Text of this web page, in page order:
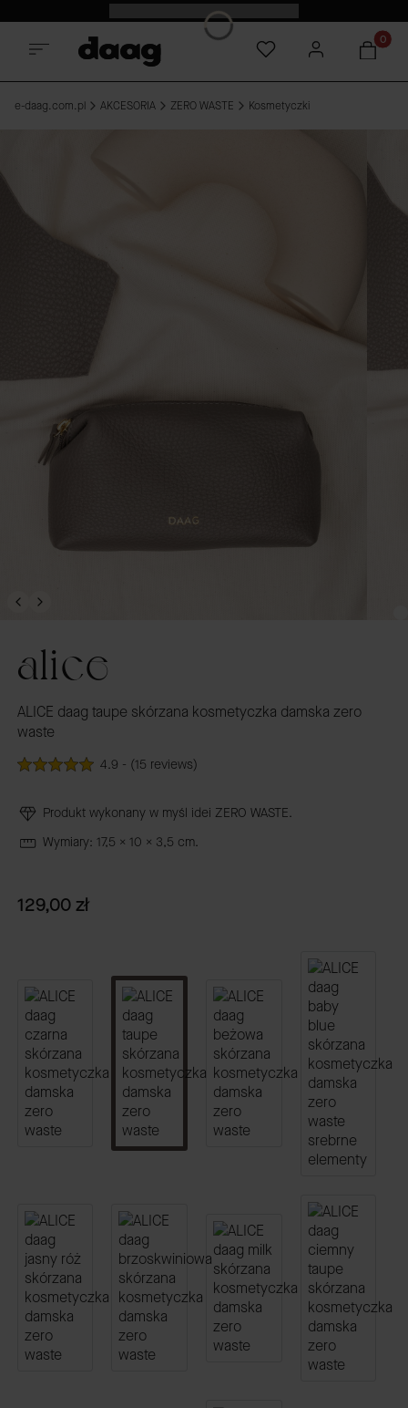
Premiera nowości|18:00|Sprawdź
e-daag.com.pl AKCESORIA ZERO WASTE Kosmetyczki
alice
ALICE daag taupe skórzana kosmetyczka damska zero
waste
4.9 - (15 reviews)
Produkt wykonany w myśl idei ZERO WASTE.
Wymiary: 17,5 x 10 x 3,5 cm.
Cena
129,00 zł